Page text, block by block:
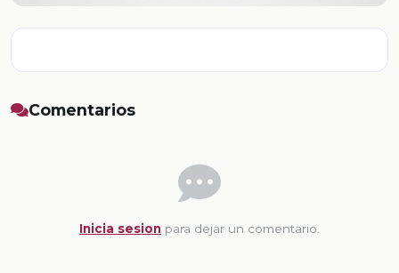
Comentarios
Inicia sesion para dejar un comentario.